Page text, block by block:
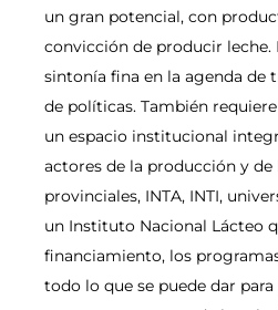
un gran potencial, con
convicción de producir leche.
sintonía fina en la agenda de
de políticas. También
un espacio institucional
actores de la producción y
provinciales, INTA, INTI,
un Instituto Nacional Lácteo
financiamiento, los
todo lo que se puede dar